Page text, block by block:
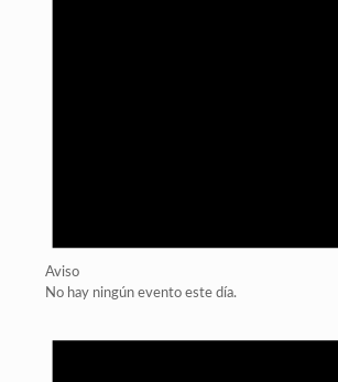
Aviso
No hay ningún evento este día.